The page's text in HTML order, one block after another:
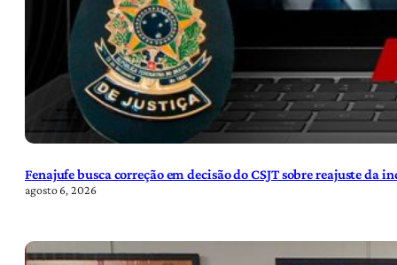
Fenajufe busca correção em decisão do CSJT sobre reajuste da
agosto 6, 2026